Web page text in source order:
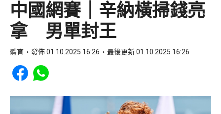
中國網賽｜辛納橫掃錢亮
拿 男單封王
體育 發佈 01.10.2025 16:26 最後更新 01.10.2025 16:26
Share to Facebook
Share to WhatsApp